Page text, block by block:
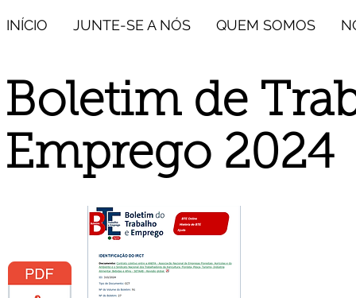
INÍCIO JUNTE-SE A NÓS QUEM SOMOS
Boletim de
Emprego 2024